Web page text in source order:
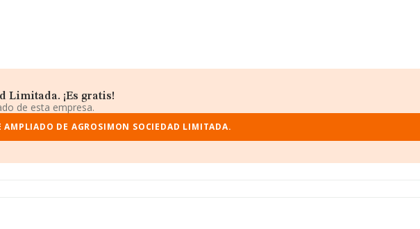
Limitada. ¡Es gratis!
de esta empresa.
AMPLIADO DE AGROSIMON SOCIEDAD LIMITADA.